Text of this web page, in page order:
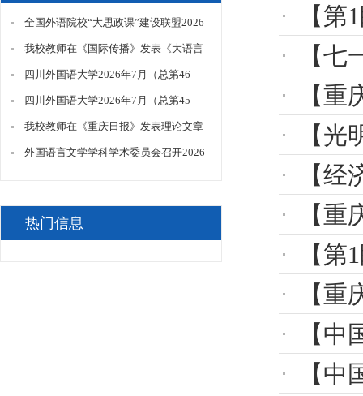
全国外语院校“大思政课”建设联盟2026
年年会在我校召开
我校教师在《国际传播》发表《大语言
模型赋能下国际传播效果评价创新路
径》
四川外国语大学2026年7月（总第46
期）门面招租拟成交结果公告
四川外国语大学2026年7月（总第45
期）门面招租拟成交结果公告
我校教师在《重庆日报》发表理论文章
《数智赋能提升“重庆造”的国际传播
外国语言文学学科学术委员会召开2026
热门信息
【第1
【七
【重庆
【光明
【经济
【重庆
【第1
【
【中
【中